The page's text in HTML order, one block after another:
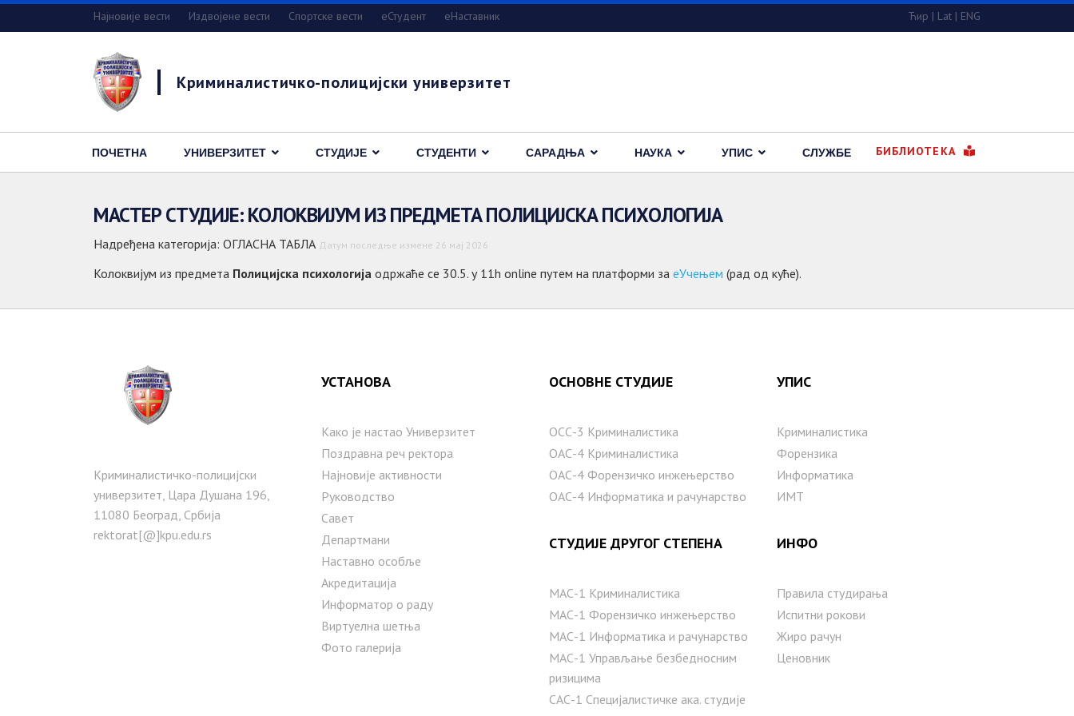
Најновије вести Издвојене вести Спортске вести eСтудент еНаставник Ћир | Lat | ENG
Криминалистичко-полицијски универзитет
БИБЛИОТЕКА
ПОЧЕТНА УНИВЕРЗИТЕТ СТУДИЈЕ СТУДЕНТИ САРАДЊА НАУКА УПИС СЛУЖБЕ
МАСТЕР СТУДИЈЕ: КОЛОКВИЈУМ ИЗ ПРЕДМЕТА ПОЛИЦИЈСКА ПСИХОЛОГИЈА
Надређена категорија: ОГЛАСНА ТАБЛА Датум последње измене 26 мај 2026
Колоквијум из предмета Полицијска психологија одржаће се 30.5. у 11h online путем на платформи за еУчењем (рад од куће).
Криминалистичко-полицијски
универзитет, Цара Душана 196,
11080 Београд, Србија
rektorat[@]kpu.edu.rs
УСТАНОВА
Како је настаo Универзитет
Поздравна реч ректора
Најновије активности
Руководство
Савет
Департмани
Наставно особље
Акредитација
Информатор о раду
Виртуелна шетња
Фото галерија
ОСНОВНЕ СТУДИЈЕ
ОСС-3 Криминалистика
ОАС-4 Криминалистика
ОАС-4 Форензичко инжењерство
ОАС-4 Информатика и рачунарство
СТУДИЈЕ ДРУГОГ СТЕПЕНА
МАС-1 Криминалистика
МАС-1 Форензичко инжењерство
МАС-1 Информатика и рачунарство
MAС-1 Управљање безбедносним
ризицима
САС-1 Специјалистичке ака. студије
УПИС
Криминалистика
Форензика
Информатика
ИМТ
ИНФО
Правила студирања
Испитни рокови
Жиро рачун
Ценовник